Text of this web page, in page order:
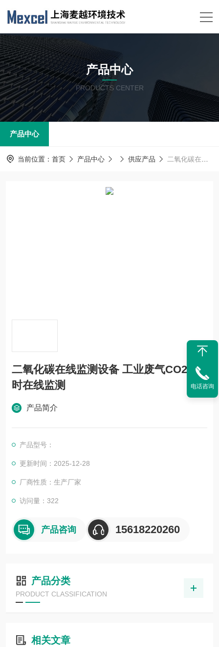
产品中心
PRODUCTS CENTER
产品中心
当前位置： 首页 产品中心 供应产品 二氧化碳在线监测设备 工业废气CO2实时在线监测
二氧化碳在线监测设备 工业废气CO2实
时在线监测
产品简介
产品型号：
更新时间：2025-12-28
厂商性质：生产厂家
访问量：322
产品咨询 15618220260
产品分类
PRODUCT CLASSIFICATION
相关文章
电话咨询